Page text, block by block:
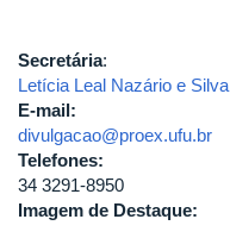
Secretária:
Letícia Leal Nazário e Silva
E-mail:
divulgacao@proex.ufu.br
Telefones:
34 3291-8950
Imagem de Destaque: